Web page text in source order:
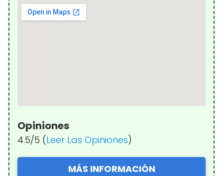
Opiniones
4.5/5 (Leer Las Opiniones)
MÁS INFORMACIÓN